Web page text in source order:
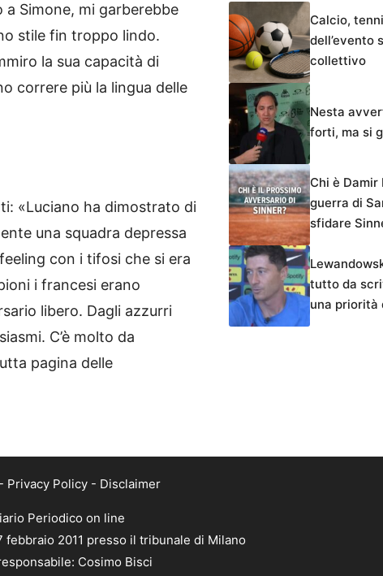
Simone, mi garberebbe
stile fin troppo lindo.
la sua capacità di
correre più la lingua delle
«Luciano ha dimostrato di
una squadra depressa
con i tifosi che si era
i francesi erano
libero. Dagli azzurri
C’è molto da
pagina delle
Calcio,
dell’evento
collettivo
Nesta
forti, ma si
Chi è Damir
guerra di
sfidare
tutto da
una priorità
- Privacy Policy- Disclaimer
Periodico on line
febbraio 2011 presso il tribunale di Milano
Cosimo Bisci